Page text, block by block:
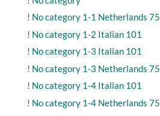
! No category 1-1 Netherlands 75
! No category 1-2 Italian 101
! No category 1-3 Italian 101
! No category 1-3 Netherlands 75
! No category 1-4 Italian 101
! No category 1-4 Netherlands 75